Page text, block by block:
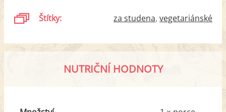
Štítky: za studena vegetariánské
NUTRIČNÍ HODNOTY